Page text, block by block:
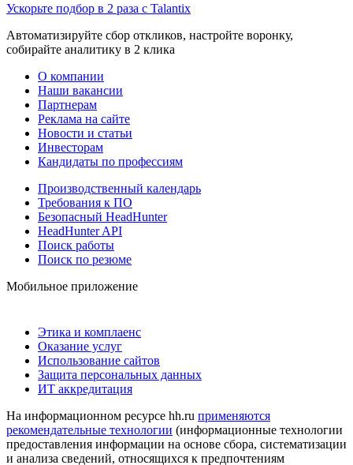
Ускорьте подбор в 2 раза с Talantix
Автоматизируйте сбор откликов, настройте воронку,
собирайте аналитику в 2 клика
О компании
Наши вакансии
Партнерам
Реклама на сайте
Новости и статьи
Инвесторам
Кандидаты по профессиям
Производственный календарь
Требования к ПО
Безопасный HeadHunter
HeadHunter API
Поиск работы
Поиск по резюме
Мобильное приложение
Этика и комплаенс
Оказание услуг
Использование сайтов
Защита персональных данных
ИТ аккредитация
На информационном ресурсе hh.ru применяются
рекомендательные технологии (информационные технологии
предоставления информации на основе сбора, систематизации
и анализа сведений, относящихся к предпочтениям